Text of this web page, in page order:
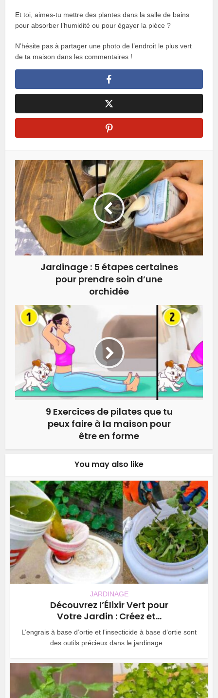
Et toi, aimes-tu mettre des plantes dans la salle de bains
pour absorber l’humidité ou pour égayer la pièce ?
N’hésite pas à partager une photo de l’endroit le plus vert
de ta maison dans les commentaires !
Jardinage : 5 étapes certaines
pour prendre soin d’une
orchidée
9 Exercices de pilates que tu
peux faire à la maison pour
être en forme
You may also like
JARDINAGE
Découvrez l’Élixir Vert pour
Votre Jardin : Créez et...
L’engrais à base d’ortie et l’insecticide à base d’ortie sont
des outils précieux dans le jardinage...